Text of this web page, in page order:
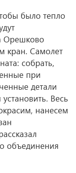
было тепло
Орешково
кран. Самолет
собрать,
при
детали
Весь
нанесем
объединения